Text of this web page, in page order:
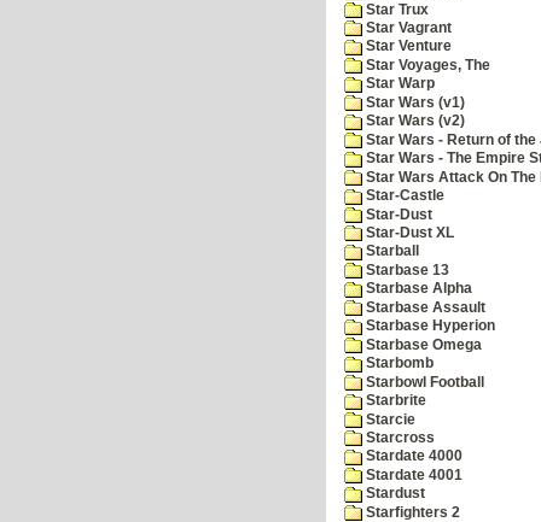
Star Trux
Star Vagrant
Star Venture
Star Voyages, The
Star Warp
Star Wars (v1)
Star Wars (v2)
Star Wars - Return of
Star Wars - The Empire
Star Wars Attack On The
Star-Castle
Star-Dust
Star-Dust XL
Starball
Starbase 13
Starbase Alpha
Starbase Assault
Starbase Hyperion
Starbase Omega
Starbomb
Starbowl Football
Starbrite
Starcie
Starcross
Stardate 4000
Stardate 4001
Stardust
Starfighters 2